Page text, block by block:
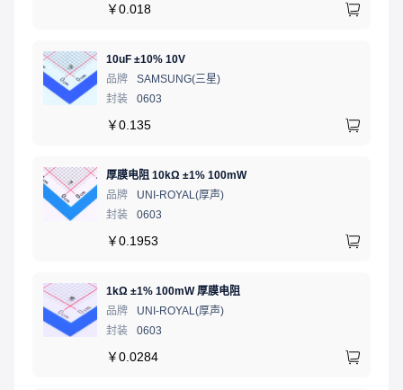
￥0.018
10uF ±10% 10V
品牌
SAMSUNG(三星)
封装
0603
￥0.135
厚膜电阻 10kΩ ±1% 100mW
品牌
UNI-ROYAL(厚声)
封装
0603
￥0.1953
1kΩ ±1% 100mW 厚膜电阻
品牌
UNI-ROYAL(厚声)
封装
0603
￥0.0284